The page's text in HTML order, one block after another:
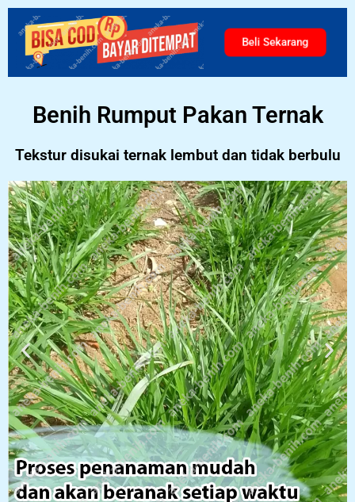
Beli Sekarang
Benih Rumput Pakan Ternak
Tekstur disukai ternak lembut dan tidak berbulu